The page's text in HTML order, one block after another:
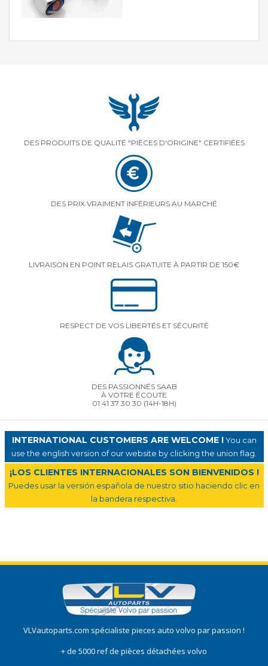
DES PRODUITS DE QUALITÉ "PIÈCES D'ORIGINE" CERTIFIÉES
DES PRIX VRAIMENT INFÉRIEURS AU MARCHÉ
LIVRAISON EN POINT RELAIS GRATUITE À PARTIR DE 150€
RESPECT DE VOS LIBERTÉS ET SÉCURITÉ
DES PASSIONNÉS SAAB
À VOTRE ÉCOUTE
01 41 37 30 30 (14H-18H)
INTERNATIONAL CUSTOMERS ARE WELCOME !You can
use the english version of our website by clicking the union flag.
¡LOS CLIENTES INTERNACIONALES SON BIENVENIDOS !
Puedes usar la versión española de nuestro sitio haciendo clic en
la bandera respectiva.
VLVautoparts.com spécialiste pieces auto volvo par passion !
+ de 5000 ref de pièces détachées volvo